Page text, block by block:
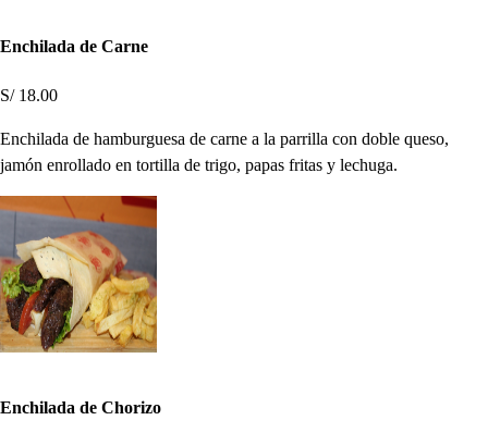
Enchilada de Carne
S/ 18.00
Enchilada de hamburguesa de carne a la parrilla con doble queso,
jamón enrollado en tortilla de trigo, papas fritas y lechuga.
Enchilada de Chorizo